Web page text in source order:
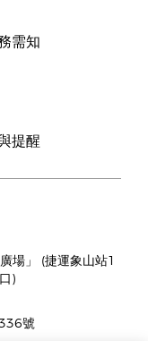
需知
提醒
場」 (捷運象山站1
)
號